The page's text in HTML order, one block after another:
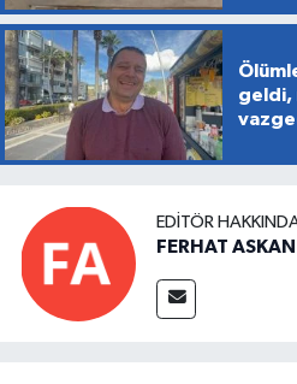
geldi,
EDITÖR
FERHAT ASKAN